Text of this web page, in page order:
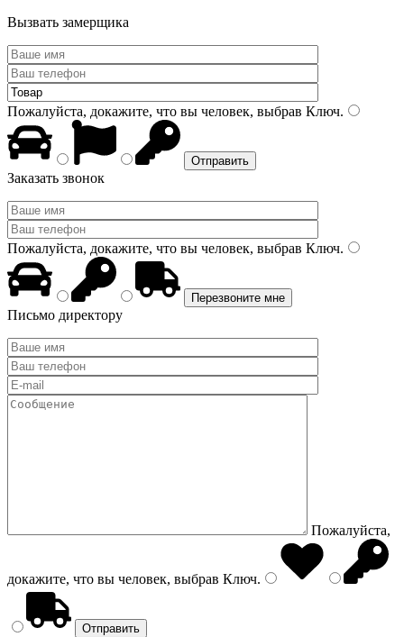
Вызвать замерщика
Пожалуйста, докажите, что вы человек, выбрав Ключ.
Заказать звонок
Пожалуйста, докажите, что вы человек, выбрав Ключ.
Письмо директору
Пожалуйста,
докажите, что вы человек, выбрав Ключ.